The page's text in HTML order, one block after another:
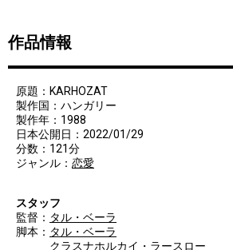
作品情報
原題：KARHOZAT
製作国：ハンガリー
製作年：1988
日本公開日：2022/01/29
分数：121分
ジャンル： 恋愛
スタッフ
監督： タル・ベーラ
脚本： タル・ベーラ
クラスナホルカイ・ラースロー